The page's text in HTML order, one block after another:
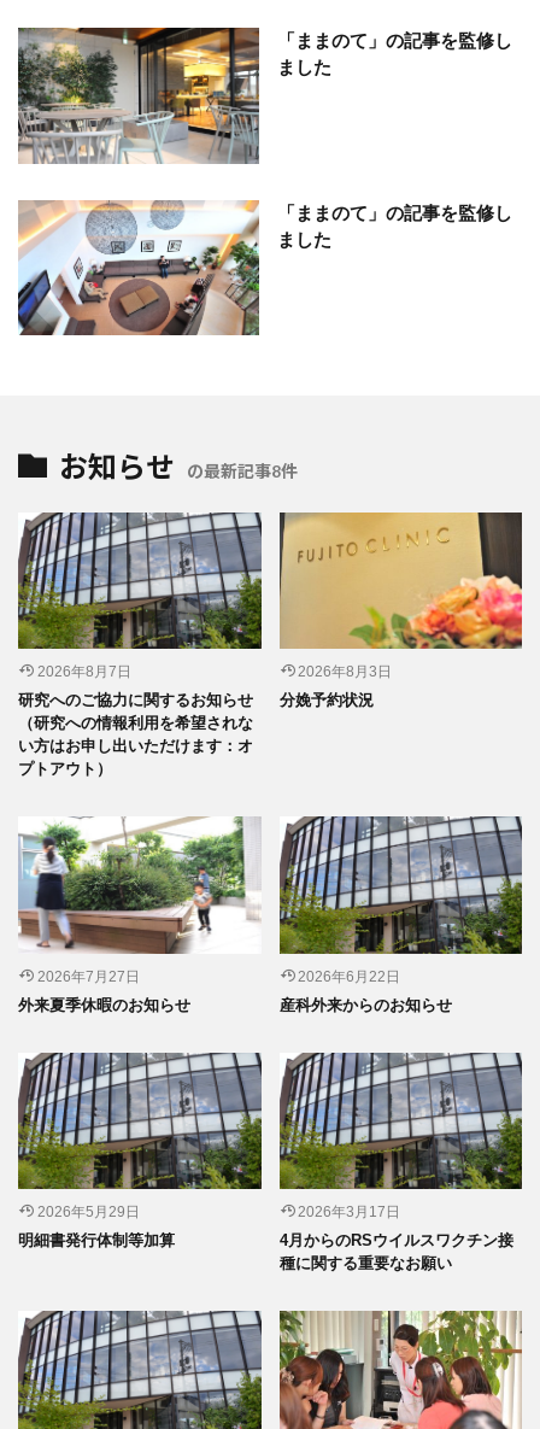
「ままのて」の記事を監修し
ました
「ままのて」の記事を監修し
ました
お知らせ の最新記事8件
2026年8月7日
研究へのご協力に関するお知らせ
（研究への情報利用を希望されな
い方はお申し出いただけます：オ
プトアウト）
2026年8月3日
分娩予約状況
2026年7月27日
外来夏季休暇のお知らせ
2026年6月22日
産科外来からのお知らせ
2026年5月29日
明細書発行体制等加算
2026年3月17日
4月からのRSウイルスワクチン接
種に関する重要なお願い